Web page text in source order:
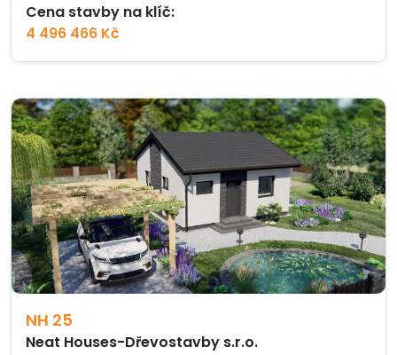
Cena stavby na klíč:
4 496 466 Kč
NH 25
Neat Houses-Dřevostavby s.r.o.